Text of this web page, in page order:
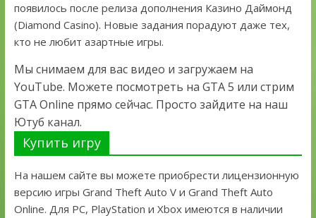
появилось после релиза дополнения Казино Даймонд
(Diamond Casino). Новые задания порадуют даже тех,
кто не любит азартные игры.
Мы снимаем для вас видео и загружаем на
YouTube. Можете посмотреть на GTA 5 или стрим
GTA Online прямо сейчас. Просто зайдите на наш
Ютуб канал.
Купить игру
На нашем сайте вы можете приобрести лицензионную
версию игры Grand Theft Auto V и Grand Theft Auto
Online. Для PC, PlayStation и Xbox имеются в наличии